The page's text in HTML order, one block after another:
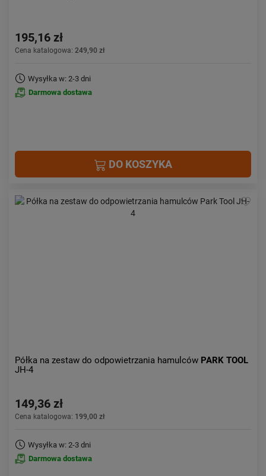
195,16 zł
Cena katalogowa: 249,90 zł
Wysyłka w: 2-3 dni
Darmowa dostawa
DO KOSZYKA
Półka na zestaw do odpowietrzania hamulców PARK TOOL
JH-4
149,36 zł
Cena katalogowa: 199,00 zł
Wysyłka w: 2-3 dni
Darmowa dostawa